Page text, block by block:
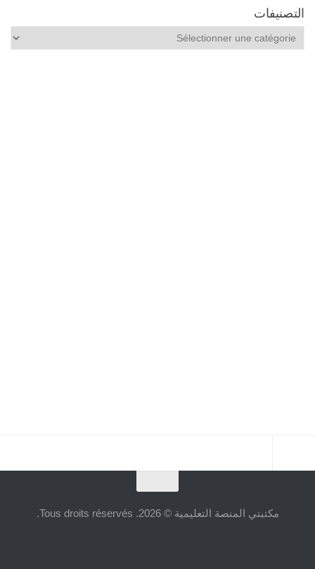
التصنيفات
التصنيفات
مكتبتي المنصة التعليمية © 2026. Tous droits réservés.